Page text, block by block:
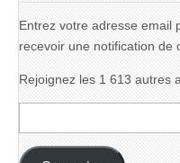
Entrez votre adresse email
recevoir une notification de
Rejoignez les 1 613 autres
e-
mail :